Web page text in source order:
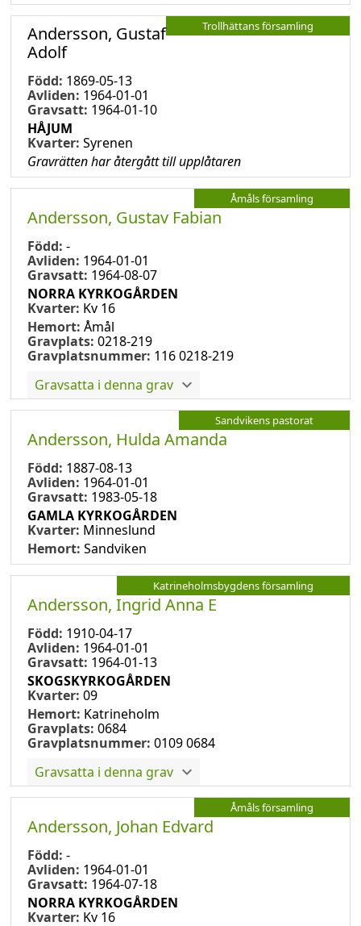
Trollhättans församling
Andersson, Gustaf
Adolf
Född: 1869-05-13
Avliden: 1964-01-01
Gravsatt: 1964-01-10
HÅJUM
Kvarter: Syrenen
Gravrätten har återgått till upplåtaren
Åmåls församling
Andersson, Gustav Fabian
Född: -
Avliden: 1964-01-01
Gravsatt: 1964-08-07
NORRA KYRKOGÅRDEN
Kvarter: Kv 16
Hemort: Åmål
Gravplats: 0218-219
Gravplatsnummer: 116 0218-219
Gravsatta i denna grav
Sandvikens pastorat
Andersson, Hulda Amanda
Född: 1887-08-13
Avliden: 1964-01-01
Gravsatt: 1983-05-18
GAMLA KYRKOGÅRDEN
Kvarter: Minneslund
Hemort: Sandviken
Katrineholmsbygdens församling
Andersson, Ingrid Anna E
Född: 1910-04-17
Avliden: 1964-01-01
Gravsatt: 1964-01-13
SKOGSKYRKOGÅRDEN
Kvarter: 09
Hemort: Katrineholm
Gravplats: 0684
Gravplatsnummer: 0109 0684
Gravsatta i denna grav
Åmåls församling
Andersson, Johan Edvard
Född: -
Avliden: 1964-01-01
Gravsatt: 1964-07-18
NORRA KYRKOGÅRDEN
Kvarter: Kv 16